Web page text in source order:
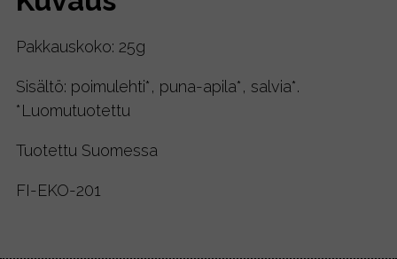
Pakkauskoko: 25g
Sisältö: poimulehti*, puna-apila*, salvia*.
*Luomutuotettu
Tuotettu Suomessa
FI-EKO-201